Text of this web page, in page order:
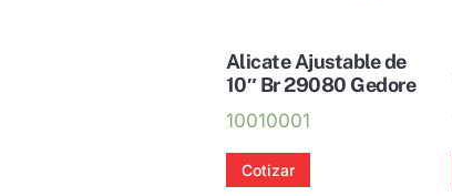
Alicate Ajustable de
10″ Br 29080 Gedore
10010001
Cotizar